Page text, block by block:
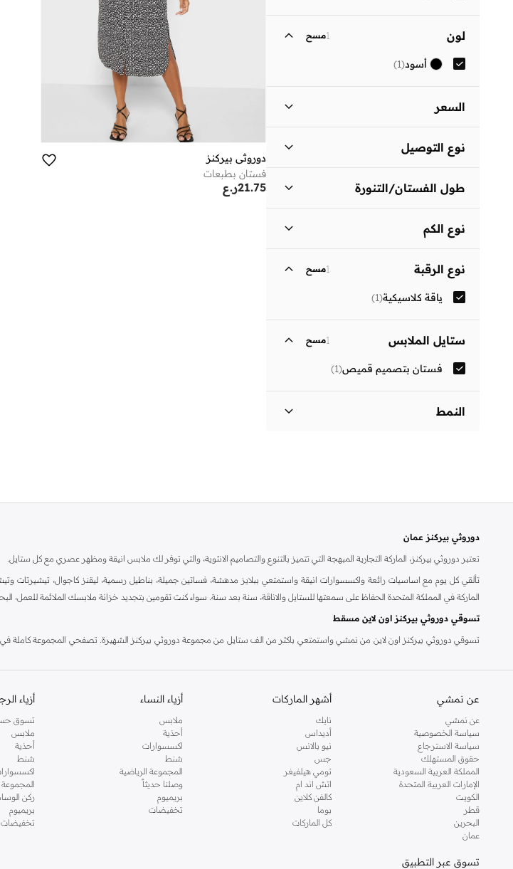
لون 1مسح
أسود(
1
)
السعر
ر.ع
انطلق
نوع التوصيل
طول الفستان/التنورة
نوع الكم
نوع الرقبة 1مسح
ياقة كلاسيكية(
1
)
ستايل الملابس 1مسح
فستان بتصميم قميص(
1
)
النمط
دوروثي بيركنز
فستان بطبعات
ر.ع21.75
دوروثي بيركنز عمان
تعتبر دوروثي بيركنز، الماركة التجارية المبهجة التي تتميز بالتنوع والتصاميم الانثوية، والتي توفر لك ملابس انيقة ومظهر عصري مع كل ستايل.
تألقي كل يوم مع اساسيات رائعة واكسسوارات انيقة واستمتعي ببلايز مدهشة، فساتين جميلة، بناطيل رسمية، ليقنز كاجوال، تيشيرتات
الماركة في المملكة المتحدة الحفاظ على سمعتها للستايل والاناقة، سنة بعد سنة. سواء كنت تقومين بتجديد خزانة ملابسك الملائمة
تسوقي دوروثي بيركنز اون لاين مسقط
تسوقي دوروثي بيركنز اون لاين من نمشي واستمتعي باكثر من الف ستايل من مجموعة دوروثي بيركنز الشهيرة. تصفحي المجموعة كاملة في
عن نمشي
عن نمشي
سياسة الخصوصية
سياسة الاسترجاع
حقوق المستهلك
المملكة العربية السعودية
الإمارات العربية المتحدة
الكويت
قطر
البحرين
عمان
أشهر الماركات
نايك
أديداس
نيو بالانس
جس
تومي هيلفيغر
اتش اند ام
كالفن كلاين
بوما
كل الماركات
أزياء النساء
ملابس
أحذية
اكسسوارات
شنط
المجموعة الرياضية
وصلنا حديثاً
بريميوم
تخفيضات
أزياء
تسوق
ملابس
أحذية
شنط
المجموعة
ركن
بريميوم
تخفيضات
تسوق عبر التطبيق